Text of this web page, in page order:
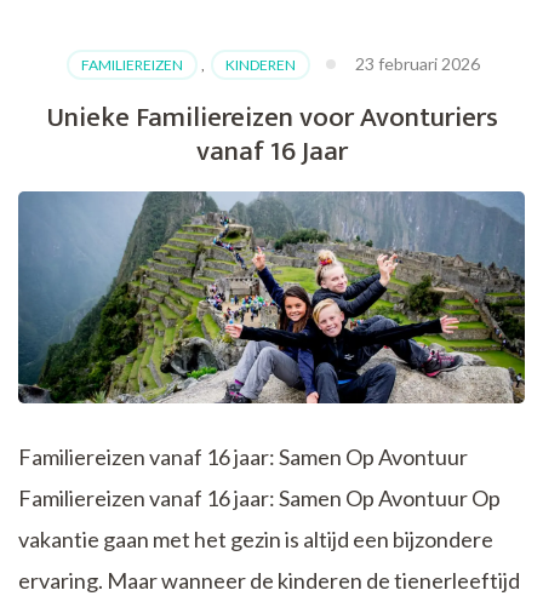
Een
van
de
van
België
FAMILIEREIZEN , KINDEREN 23 februari 2026
Unieke Familiereizen voor Avonturiers
vanaf 16 Jaar
Familiereizen vanaf 16 jaar: Samen Op Avontuur
Familiereizen vanaf 16 jaar: Samen Op Avontuur Op
vakantie gaan met het gezin is altijd een bijzondere
ervaring. Maar wanneer de kinderen de tienerleeftijd